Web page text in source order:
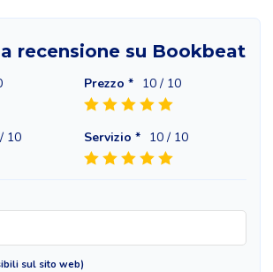
recensione su Bookbeat
Prezzo * 10 / 10
/ 10 Servizio * 10 / 10
sul sito web)